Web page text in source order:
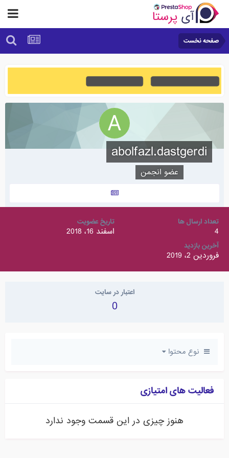
صفحه نخست
abolfazl.dastgerdi
عضو انجمن
تعداد ارسال ها
4
تاریخ عضویت
اسفند 16، 2018
آخرین بازدید
فروردین 2، 2019
اعتبار در سایت
0
نوع محتوا
فعالیت های امتیازی
هنوز چیزی در این قسمت وجود ندارد